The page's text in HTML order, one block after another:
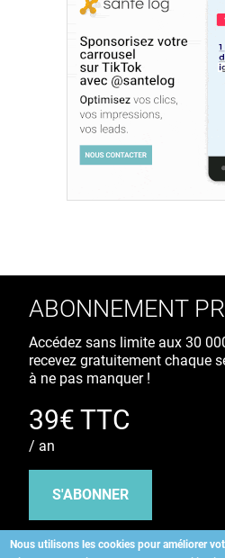
Nous utilisons les cookies pour améliorer
ABONNEMENT
Accédez sans limite aux 30
recevez gratuitement chaque
à ne pas manquer !
39€ TTC
/ an
S'ABONNER